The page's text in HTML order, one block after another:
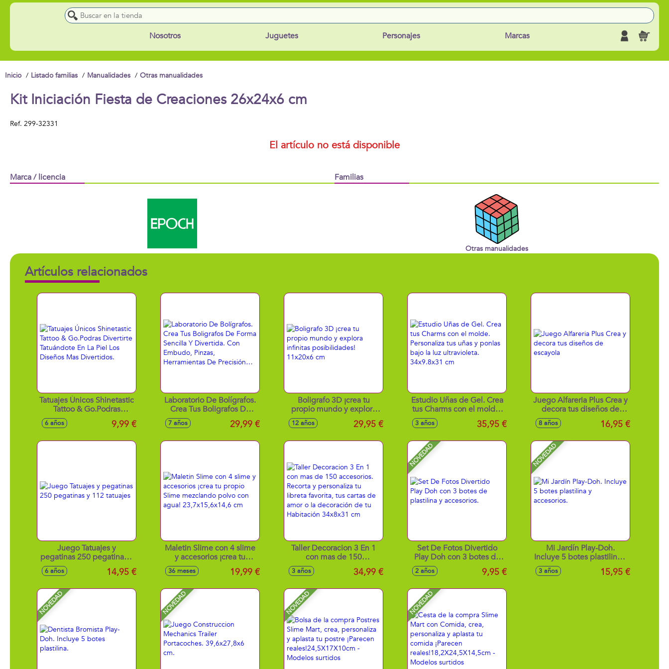
Nosotros Juguetes Personajes Marcas
Inicio Listado familias Manualidades Otras manualidades
Kit Iniciación Fiesta de Creaciones 26x24x6 cm
Ref. 299-32331
El artículo no está disponible
Marca / licencia Familias
Otras manualidades
Artículos relacionados
Tatuajes Únicos Shinetastic
Tattoo & Go.Podras
Divertirte Tatuándote En
La Piel Los Diseños Mas
6 años 9,99 €
Laboratorio De Bolígrafos.
Crea Tus Boligrafos De
Forma Sencilla Y Divertida.
Con Embudo, Pinzas,
7 años 29,99 €
Boligrafo 3D ¡crea tu
propio mundo y explora
infinitas posibilidades!
11x20x6 cm
12 años 29,95 €
Estudio Uñas de Gel. Crea
tus Charms con el molde.
Personaliza tus uñas y
ponlas bajo la luz
3 años 35,95 €
Juego Alfareria Plus Crea y
decora tus diseños de
8 años 16,95 €
Juego Tatuajes y
pegatinas 250 pegatinas y
112 tatuajes
6 años 14,95 €
Maletin Slime con 4 slime
y accesorios ¡crea tu
propio Slime mezclando
polvo con agua!
36 meses 19,99 €
Taller Decoracion 3 En 1
con mas de 150
accesorios. Recorta y
personaliza tu libreta
o la decoración de tu
Habitación 34x8x31 cm
3 años 34,99 €
NOVEDAD
Set De Fotos Divertido
Play Doh con 3 botes de
plastilina y accesorios.
2 años 9,95 €
NOVEDAD
Mi Jardín Play-Doh.
Incluye 5 botes plastilina y
3 años 15,95 €
NOVEDAD NOVEDAD NOVEDAD NOVEDAD